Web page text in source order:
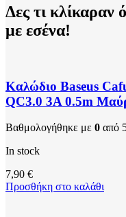
Δες τι κλίκαραν
με εσένα!
Καλώδιο Baseus
QC3.0 3A 0.5m
Βαθμολογήθηκε με 0 από
In stock
7,90 €
Προσθήκη στο καλάθι